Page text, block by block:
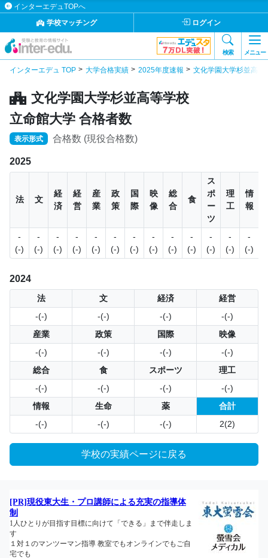
インターエデュTOPへ
学校マッチング
ログイン
検索 メニュー
インターエデュ TOP 大学合格実績 2025年度速報 文化学園大学杉並高等
文化学園大学杉並高等学校
立命館大学 合格者数
表示形式 合格数 (現役合格数)
2025
法 文
経
済
経
営
産
業
政
策
国
際
映
像
総
合
食
ス
ポ
ー
ツ
理
工
情
報
-
(-)
-
(-)
-
(-)
-
(-)
-
(-)
-
(-)
-
(-)
-
(-)
-
(-)
-
(-)
-
(-)
-
(-)
-
(-)
2024
法 文 経済
経営
-(-)
-(-) -(-)
-(-)
産業
政策 国際
映像
-(-)
-(-) -(-)
-(-)
総合
食 スポーツ
理工
-(-)
-(-) -(-)
-(-)
情報
生命 薬
合計
-(-)
-(-) -(-) 2(2)
学校の実績ページに戻る